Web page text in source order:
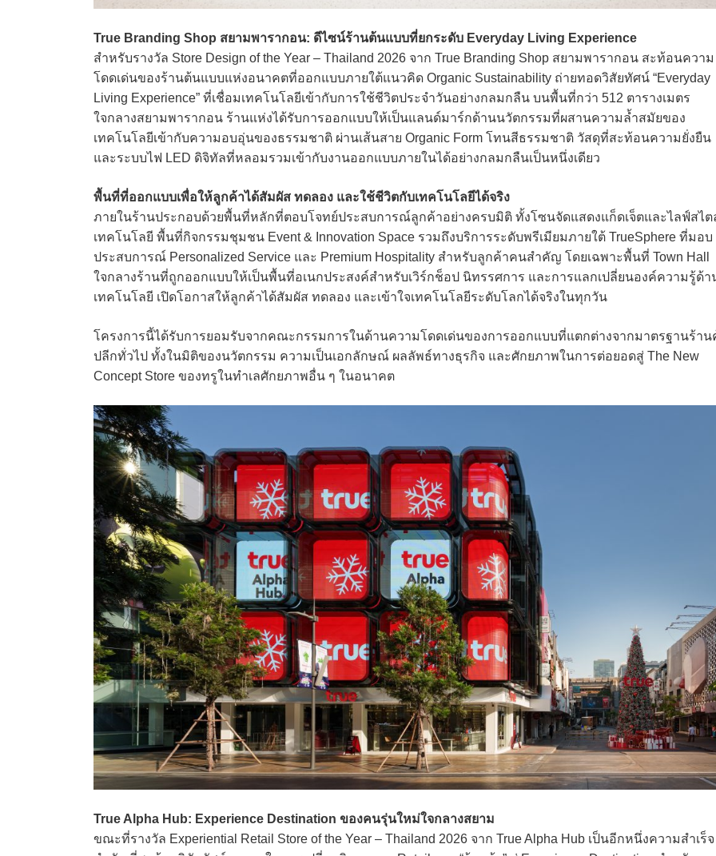
True Branding Shop สยามพารากอน: ดีไซน์ร้านต้นแบบที่ยกระดับ Everyday Living Experience
สำหรับรางวัล Store Design of the Year – Thailand 2026 จาก True Branding Shop สยามพารากอน สะท้อนความ
โดดเด่นของร้านต้นแบบแห่งอนาคตที่ออกแบบภายใต้แนวคิด Organic Sustainability ถ่ายทอดวิสัยทัศน์ “Everyday
Living Experience” ที่เชื่อมเทคโนโลยีเข้ากับการใช้ชีวิตประจำวันอย่างกลมกลืน บนพื้นที่กว่า 512 ตารางเมตร
ใจกลางสยามพารากอน ร้านแห่งได้รับการออกแบบให้เป็นแลนด์มาร์กด้านนวัตกรรมที่ผสานความล้ำสมัยของ
เทคโนโลยีเข้ากับความอบอุ่นของธรรมชาติ ผ่านเส้นสาย Organic Form โทนสีธรรมชาติ วัสดุที่สะท้อนความยั่งยืน
และระบบไฟ LED ดิจิทัลที่หลอมรวมเข้ากับงานออกแบบภายในได้อย่างกลมกลืนเป็นหนึ่งเดียว
พื้นที่ที่ออกแบบเพื่อให้ลูกค้าได้สัมผัส ทดลอง และใช้ชีวิตกับเทคโนโลยีได้จริง
ภายในร้านประกอบด้วยพื้นที่หลักที่ตอบโจทย์ประสบการณ์ลูกค้าอย่างครบมิติ ทั้งโซนจัดแสดงแก็ดเจ็ตและไลฟ์สไต
เทคโนโลยี พื้นที่กิจกรรมชุมชน Event & Innovation Space รวมถึงบริการระดับพรีเมียมภายใต้ TrueSphere ที่มอบ
ประสบการณ์ Personalized Service และ Premium Hospitality สำหรับลูกค้าคนสำคัญ โดยเฉพาะพื้นที่ Town Hall
ใจกลางร้านที่ถูกออกแบบให้เป็นพื้นที่อเนกประสงค์สำหรับเวิร์กช็อป นิทรรศการ และการแลกเปลี่ยนองค์ความรู้ด้า
เทคโนโลยี เปิดโอกาสให้ลูกค้าได้สัมผัส ทดลอง และเข้าใจเทคโนโลยีระดับโลกได้จริงในทุกวัน
โครงการนี้ได้รับการยอมรับจากคณะกรรมการในด้านความโดดเด่นของการออกแบบที่แตกต่างจากมาตรฐานร้าน
ปลีกทั่วไป ทั้งในมิติของนวัตกรรม ความเป็นเอกลักษณ์ ผลลัพธ์ทางธุรกิจ และศักยภาพในการต่อยอดสู่ The New
Concept Store ของทรูในทำเลศักยภาพอื่น ๆ ในอนาคต
True Alpha Hub: Experience Destination ของคนรุ่นใหม่ใจกลางสยาม
ขณะที่รางวัล Experiential Retail Store of the Year – Thailand 2026 จาก True Alpha Hub เป็นอีกหนึ่งความสำเร็จ